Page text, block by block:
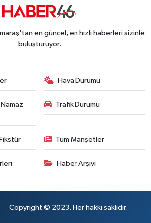
en güncel, en hızlı haberleri sizinle
buluşturuyor.
Hava Durumu
Trafik Durumu
Tüm Manşetler
Haber Arşivi
Copyright © 2023. Her hakkı saklıdır.